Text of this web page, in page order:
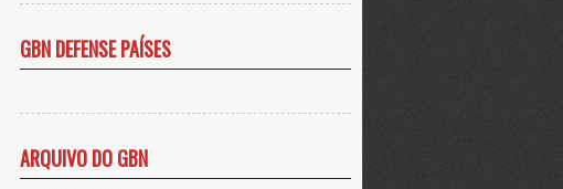
GBN DEFENSE PAÍSES
ARQUIVO DO GBN